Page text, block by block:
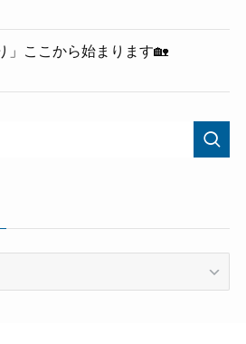
」ここから始まります🏡